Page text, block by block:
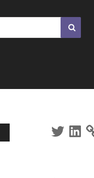
TwitterLinkedIn